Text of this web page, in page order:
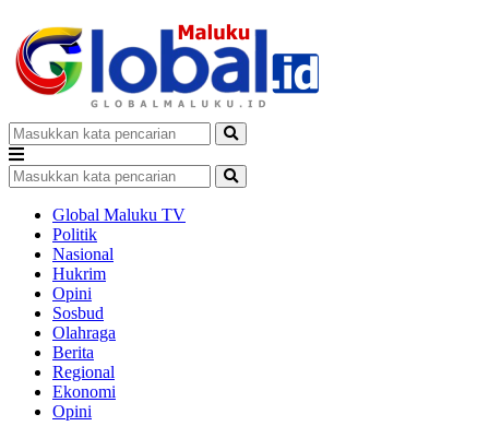
Global Maluku TV
Politik
Nasional
Hukrim
Opini
Sosbud
Olahraga
Berita
Regional
Ekonomi
Opini